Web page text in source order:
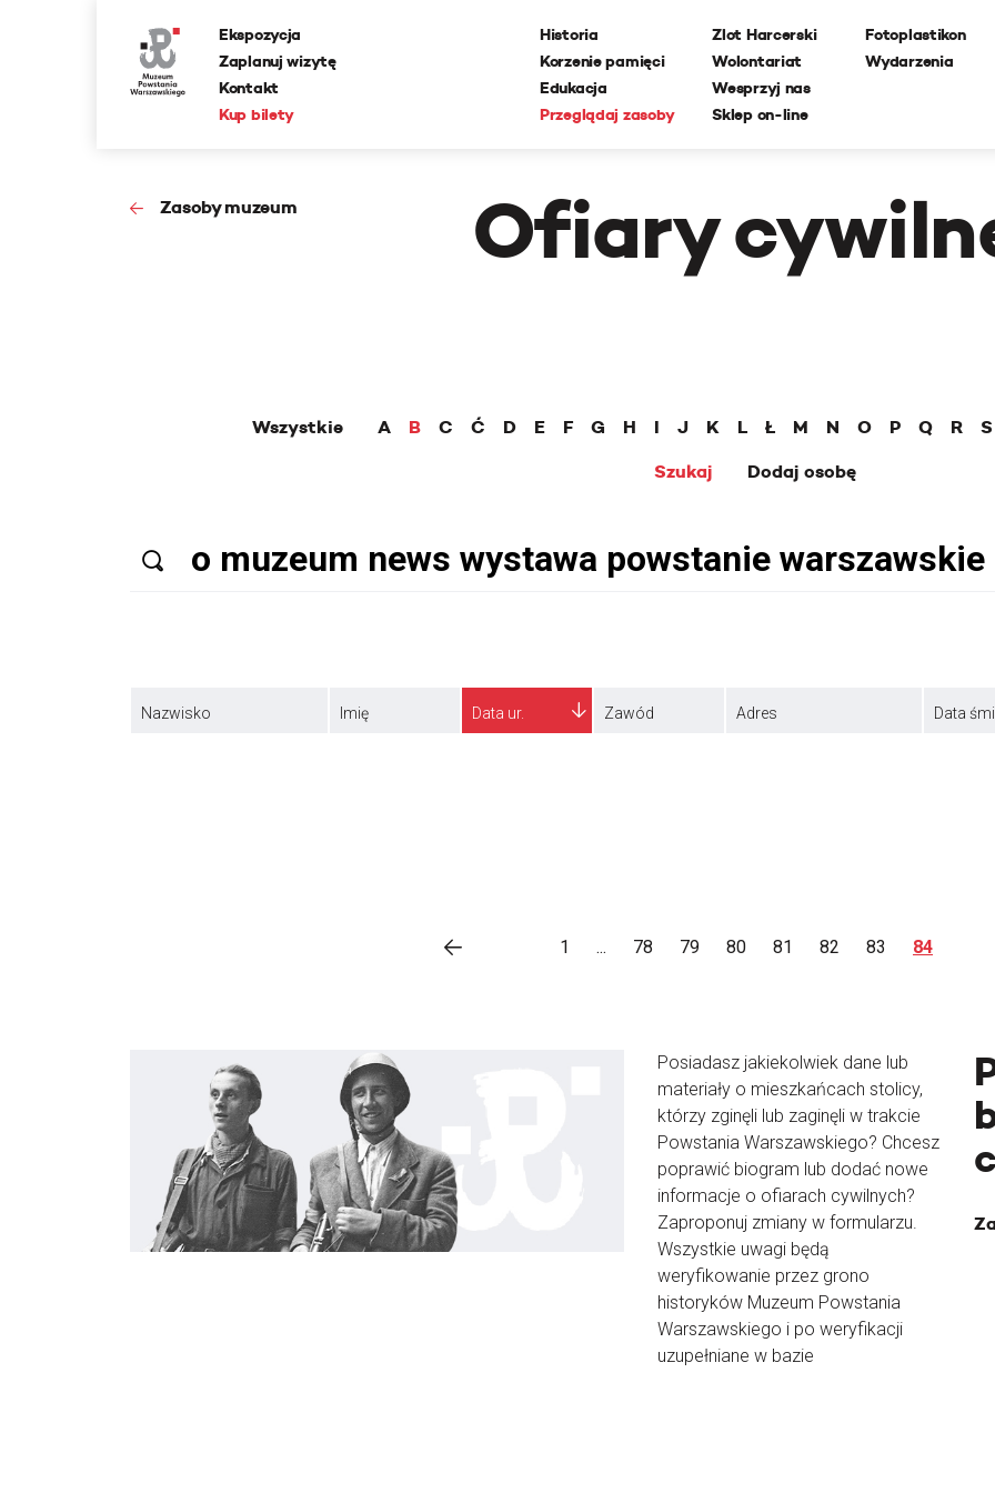
Ekspozycja
Zaplanuj wizytę
Kontakt
Kup bilety
Historia
Korzenie pamięci
Edukacja
Przeglądaj zasoby
Zlot Harcerski
Wolontariat
Wesprzyj nas
Sklep on-line
Fotoplastikon
Wydarzenia
Zasoby muzeum Ofiary
Wszystkie A B C Ć D E F G H I J K L Ł M N O P Q R
S
Szukaj
Dodaj osobę
Nazwisko Imię Data ur. Zawód Adres Data
1 ... 78 79 80 81 82 83 84
Posiadasz jakiekolwiek dane lub
materiały o mieszkańcach stolicy,
którzy zginęli lub zaginęli w trakcie
Powstania Warszawskiego? Chcesz
poprawić biogram lub dodać nowe
informacje o ofiarach cywilnych?
Zaproponuj zmiany w formularzu.
Wszystkie uwagi będą
weryfikowanie przez grono
historyków Muzeum Powstania
Warszawskiego i po weryfikacji
uzupełniane w bazie